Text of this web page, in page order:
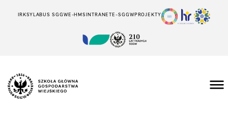
IRKSYLABUS SGGWE-HMSINTRANETE-SGGWPROJEKTY